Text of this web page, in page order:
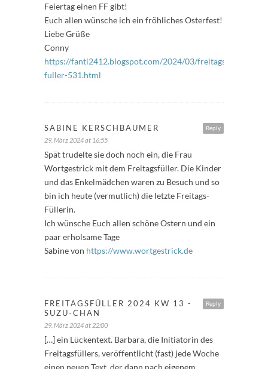
Feiertag einen FF gibt!
Euch allen wünsche ich ein fröhliches Osterfest!
Liebe Grüße
Conny
https://fanti2412.blogspot.com/2024/03/freitags-
fuller-531.html
Reply
SABINE KERSCHBAUMER
29. März 2024 at 16:55
Spät trudelte sie doch noch ein, die Frau
Wortgestrick mit dem Freitagsfüller. Die Kinder
und das Enkelmädchen waren zu Besuch und so
bin ich heute (vermutlich) die letzte Freitags-
Füllerin.
Ich wünsche Euch allen schöne Ostern und ein
paar erholsame Tage
Sabine von https://www.wortgestrick.de
Reply
FREITAGSFÜLLER 2024 KW 13 -
SUZU-CHAN
29. März 2024 at 22:00
[…] ein Lückentext. Barbara, die Initiatorin des
Freitagsfüllers, veröffentlicht (fast) jede Woche
einen neuen Text, der dann nach eigenem